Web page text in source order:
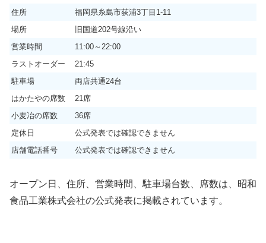
住所
福岡県糸島市荻浦3丁目1-11
場所
旧国道202号線沿い
営業時間
11:00～22:00
ラストオーダー
21:45
駐車場
両店共通24台
はかたやの席数
21席
小麦冶の席数
36席
定休日
公式発表では確認できません
店舗電話番号
公式発表では確認できません
オープン日、住所、営業時間、駐車場台数、席数は、昭和
食品工業株式会社の公式発表に掲載されています。